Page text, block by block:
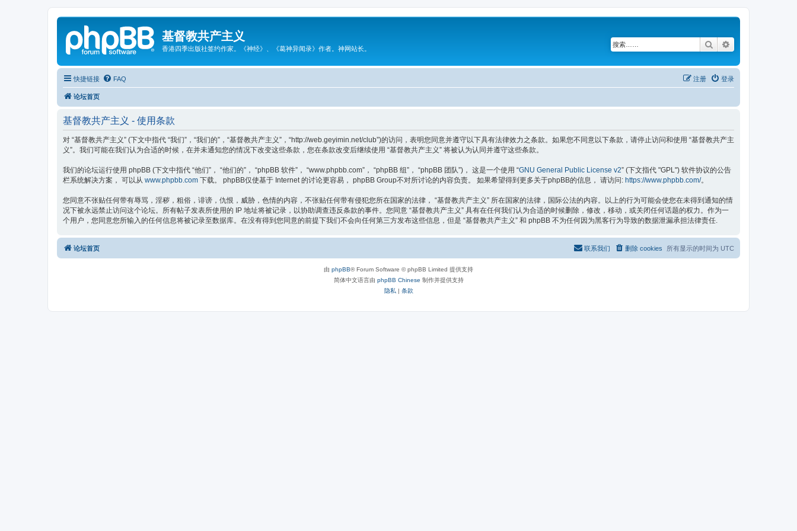
基督教共产主义
香港四季出版社签约作家。《神经》、《葛神异闻录》作者。神网站长。 搜索
快捷链接 FAQ 登录
注册
论坛首页
基督教共产主义 - 使用条款
对 “基督教共产主义” (下文中指代 “我们”，“我们的”，“基督教共产主义”，“http://web.geyimin.net/club”)的访问，表明您同意并遵守以下具有法律效力之条款。如果您不同意以下条款，请停止访问和使用 “基督教共产主
义”。我们可能在我们认为合适的时候，在并未通知您的情况下改变这些条款，您在条款改变后继续使用 “基督教共产主义” 将被认为认同并遵守这些条款。
我们的论坛运行使用 phpBB (下文中指代 “他们”， “他们的”， “phpBB 软件”， “www.phpbb.com”， “phpBB 组”， “phpBB 团队”)， 这是一个使用 “GNU General Public License v2” (下文指代 "GPL") 软件协议的公告
栏系统解决方案， 可以从 www.phpbb.com 下载。 phpBB仅使基于 Internet 的讨论更容易， phpBB Group不对所讨论的内容负责。 如果希望得到更多关于phpBB的信息， 请访问: https://www.phpbb.com/。
您同意不张贴任何带有辱骂，淫秽，粗俗，诽谤，仇恨，威胁，色情的内容，不张贴任何带有侵犯您所在国家的法律， “基督教共产主义” 所在国家的法律，国际公法的内容。以上的行为可能会使您在未得到通知的情
况下被永远禁止访问这个论坛。所有帖子发表所使用的 IP 地址将被记录，以协助调查违反条款的事件。您同意 “基督教共产主义” 具有在任何我们认为合适的时候删除，修改，移动，或关闭任何话题的权力。作为一
个用户，您同意您所输入的任何信息将被记录至数据库。在没有得到您同意的前提下我们不会向任何第三方发布这些信息，但是 “基督教共产主义” 和 phpBB 不为任何因为黑客行为导致的数据泄漏承担法律责任.
论坛首页 所有显示的时间为 UTC
删除 cookies
联系我们
由 phpBB® Forum Software © phpBB Limited 提供支持
简体中文语言由 phpBB Chinese 制作并提供支持
隐私 | 条款